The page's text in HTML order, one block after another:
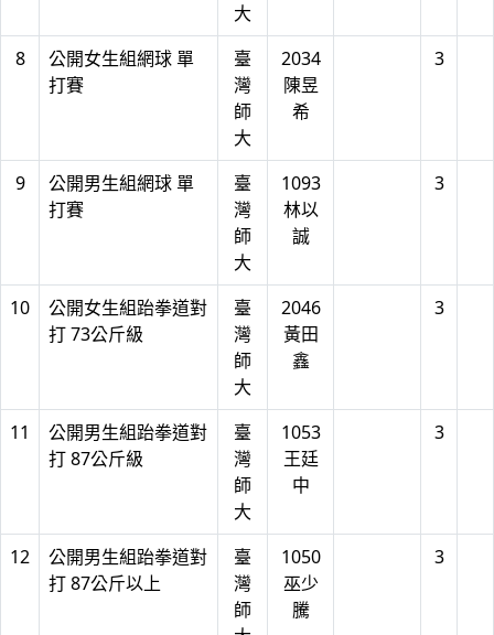
大
8
公開女生組網球 單
打賽
臺
灣
師
大
2034
陳昱
希
3
9
公開男生組網球 單
打賽
臺
灣
師
大
1093
林以
誠
3
10
公開女生組跆拳道對
打 73公斤級
臺
灣
師
大
2046
黃田
鑫
3
11
公開男生組跆拳道對
打 87公斤級
臺
灣
師
大
1053
王廷
中
3
12
公開男生組跆拳道對
打 87公斤以上
臺
灣
師
1050
巫少
騰
3